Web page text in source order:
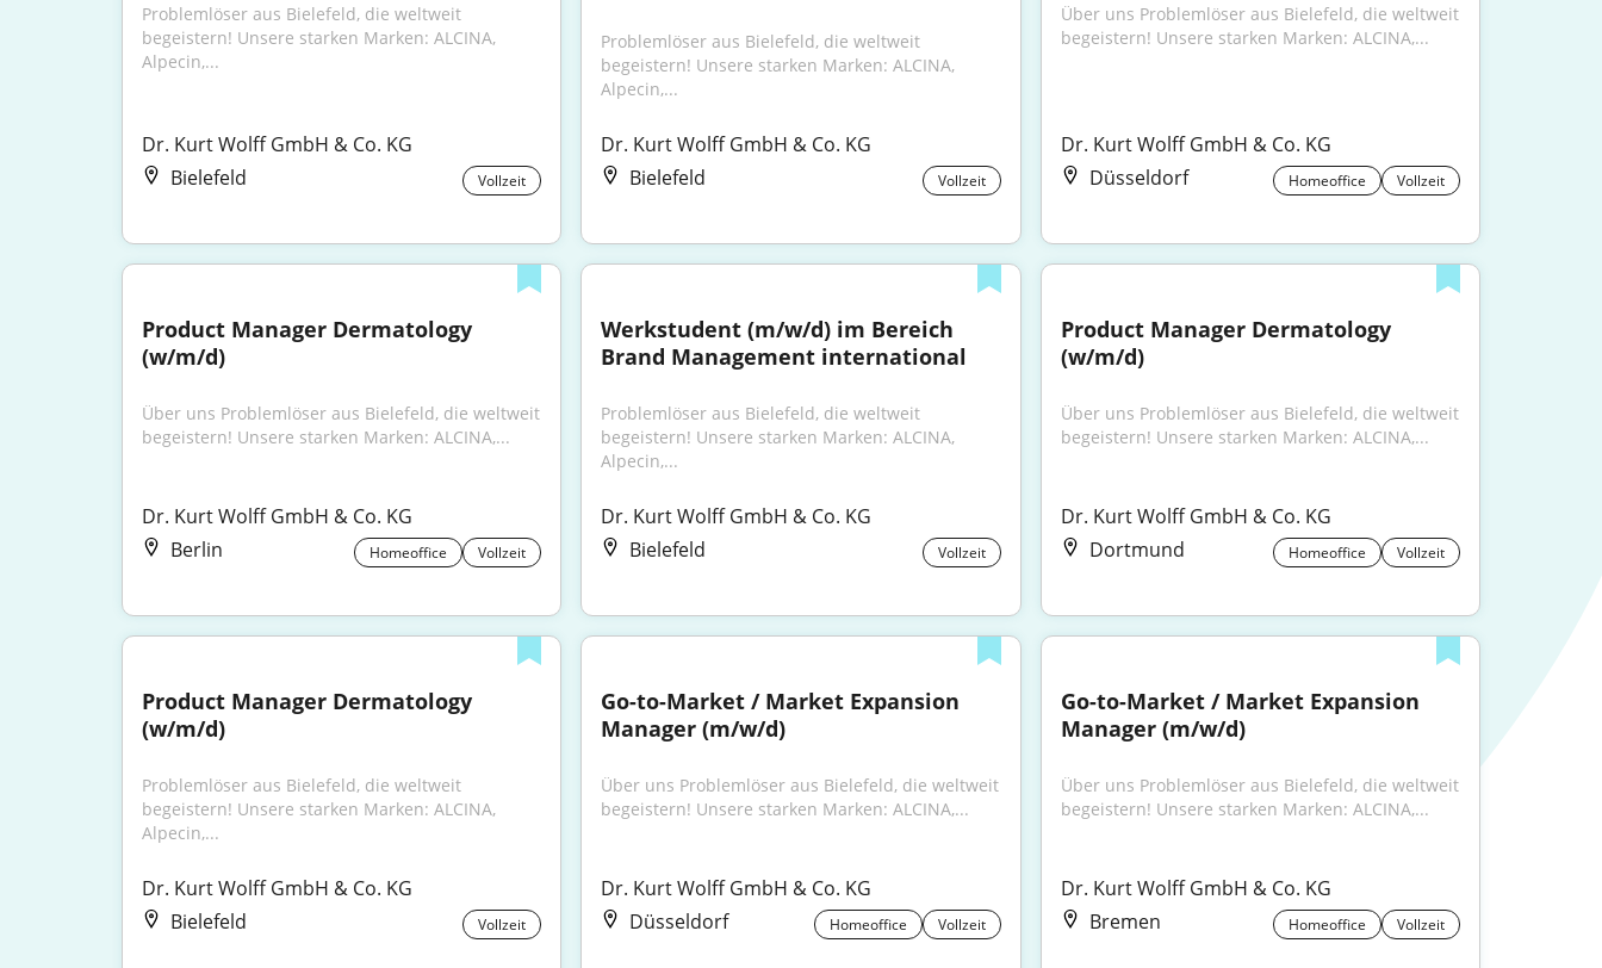
Problemlöser aus Bielefeld, die weltweit
begeistern! Unsere starken Marken: ALCINA,
Alpecin,...
Dr. Kurt Wolff GmbH & Co. KG
Bielefeld
Vollzeit
Problemlöser aus Bielefeld, die weltweit
begeistern! Unsere starken Marken: ALCINA,
Alpecin,...
Dr. Kurt Wolff GmbH & Co. KG
Bielefeld
Vollzeit
Über uns Problemlöser aus Bielefeld, die weltweit
begeistern! Unsere starken Marken: ALCINA,...
Dr. Kurt Wolff GmbH & Co. KG
Düsseldorf
Homeoffice Vollzeit
Product Manager Dermatology
(w/m/d)
Über uns Problemlöser aus Bielefeld, die weltweit
begeistern! Unsere starken Marken: ALCINA,...
Dr. Kurt Wolff GmbH & Co. KG
Berlin
Homeoffice Vollzeit
Werkstudent (m/w/d) im Bereich
Brand Management international
Problemlöser aus Bielefeld, die weltweit
begeistern! Unsere starken Marken: ALCINA,
Alpecin,...
Dr. Kurt Wolff GmbH & Co. KG
Bielefeld
Vollzeit
Product Manager Dermatology
(w/m/d)
Über uns Problemlöser aus Bielefeld, die weltweit
begeistern! Unsere starken Marken: ALCINA,...
Dr. Kurt Wolff GmbH & Co. KG
Dortmund
Homeoffice Vollzeit
Product Manager Dermatology
(w/m/d)
Problemlöser aus Bielefeld, die weltweit
begeistern! Unsere starken Marken: ALCINA,
Alpecin,...
Dr. Kurt Wolff GmbH & Co. KG
Bielefeld
Vollzeit
Go-to-Market / Market Expansion
Manager (m/w/d)
Über uns Problemlöser aus Bielefeld, die weltweit
begeistern! Unsere starken Marken: ALCINA,...
Dr. Kurt Wolff GmbH & Co. KG
Düsseldorf
Homeoffice Vollzeit
Go-to-Market / Market Expansion
Manager (m/w/d)
Über uns Problemlöser aus Bielefeld, die weltweit
begeistern! Unsere starken Marken: ALCINA,...
Dr. Kurt Wolff GmbH & Co. KG
Bremen
Homeoffice Vollzeit